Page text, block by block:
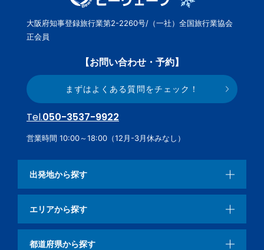
大阪府知事登録旅行業第2-2260号/（一社）全国旅行業協会
正会員
【お問い合わせ・予約】
まずはよくある質問をチェック！
Tel.050-3537-9922
営業時間 10:00～18:00（12月-3月休みなし）
出発地から探す
エリアから探す
都道府県から探す